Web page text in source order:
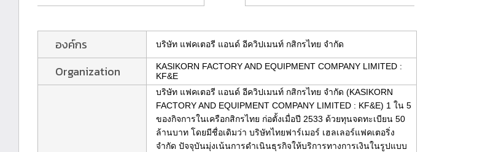
องค์กร บริษัท แฟคเตอรี แอนด์ อีควิปเมนท์ กสิกรไทย จำกัด
Organization
KASIKORN FACTORY AND EQUIPMENT COMPANY LIMITED :
KF&E
บริษัท แฟคเตอรี แอนด์ อีควิปเมนท์ กสิกรไทย จำกัด (KASIKORN
FACTORY AND EQUIPMENT COMPANY LIMITED : KF&E) 1 ใน 5
ของกิจการในเครือกสิกรไทย ก่อตั้งเมื่อปี 2533 ด้วยทุนจดทะเบียน 50
ล้านบาท โดยมีชื่อเดิมว่า บริษัทไทยฟาร์เมอร์ เฮลเลอร์แฟคเตอริ่ง
จำกัด ปัจจุบันมุ่งเน้นการดำเนินธุรกิจให้บริการทางการเงินในรูปแบบ